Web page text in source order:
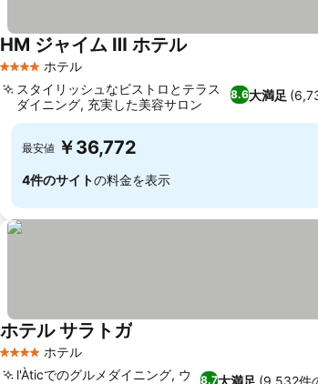
4 ホテルのランク
ホテル
HM ジャイム Ⅲ ホテル
8.6大満足
スタイリッシュなビストロとテラス
ダイニング, 充実した美容サロン
最安値 ￥36,772
4件のサイトの料金を表示
4 ホテルのランク
ホテル
ホテル サラトガ
8.7大満足 (9,532件
l'Àticでのグルメダイニング, ウ